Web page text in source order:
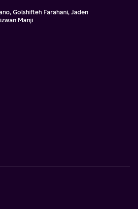
Golshifteh Farahani, Jaden
Manji